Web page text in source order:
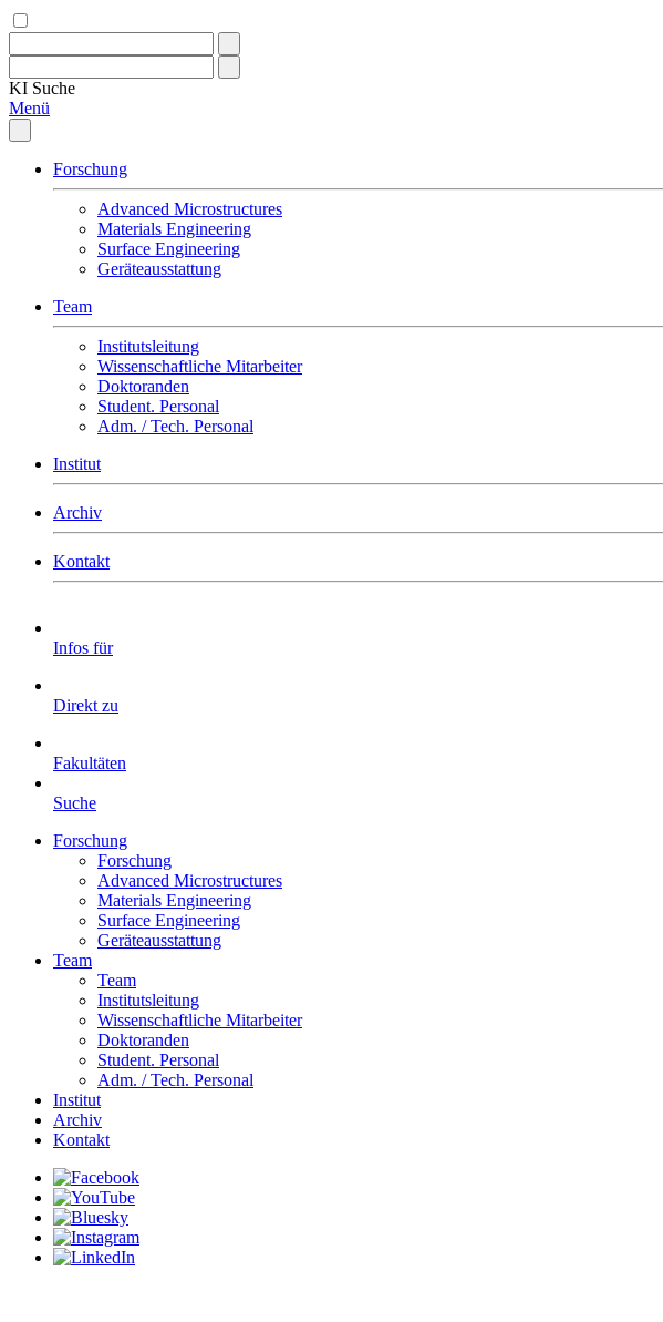
KI Suche
Menü
Forschung
Advanced Microstructures
Materials Engineering
Surface Engineering
Geräteausstattung
Team
Institutsleitung
Wissenschaftliche Mitarbeiter
Doktoranden
Student. Personal
Adm. / Tech. Personal
Institut
Archiv
Kontakt
Infos für
Direkt zu
Fakultäten
Suche
Forschung
Forschung
Advanced Microstructures
Materials Engineering
Surface Engineering
Geräteausstattung
Team
Team
Institutsleitung
Wissenschaftliche Mitarbeiter
Doktoranden
Student. Personal
Adm. / Tech. Personal
Institut
Archiv
Kontakt